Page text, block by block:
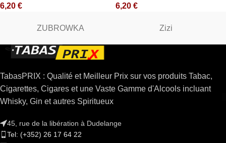
6,20 €
6,20 €
ZUBROWKA Zizi
TabasPRIX : Qualité et Meilleur Prix sur vos produits Tabac,
Cigarettes, Cigares et une Vaste Gamme d'Alcools incluant
Whisky, Gin et autres Spiritueux
45, rue de la libération à Dudelange
Tel: (+352) 26 17 64 22